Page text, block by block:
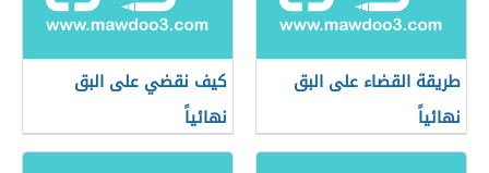
طريقة القضاء على البق
نهائياً
كيف نقضي على البق
نهائياً